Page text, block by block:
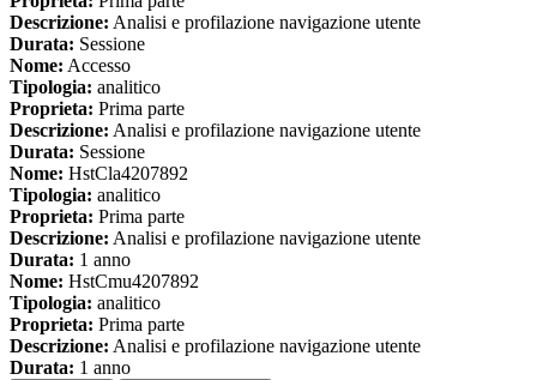
Descrizione: Analisi e profilazione navigazione utente
Durata: Sessione
Nome: Accesso
Tipologia: analitico
Proprieta: Prima parte
Descrizione: Analisi e profilazione navigazione utente
Durata: Sessione
Nome: HstCla4207892
Tipologia: analitico
Proprieta: Prima parte
Descrizione: Analisi e profilazione navigazione utente
Durata: 1 anno
Nome: HstCmu4207892
Tipologia: analitico
Proprieta: Prima parte
Descrizione: Analisi e profilazione navigazione utente
Durata: 1 anno